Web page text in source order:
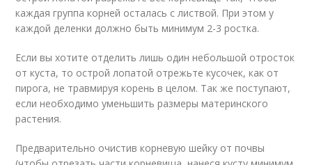
каждая группа корней осталась с листвой. При этом у
каждой деленки должно быть минимум 2-3 ростка.
Если вы хотите отделить лишь один небольшой отросток
от куста, то острой лопатой отрежьте кусочек, как от
пирога, не травмируя корень в целом. Так же поступают,
если необходимо уменьшить размеры материнского
растения.
Предварительно очистив корневую шейку от почвы